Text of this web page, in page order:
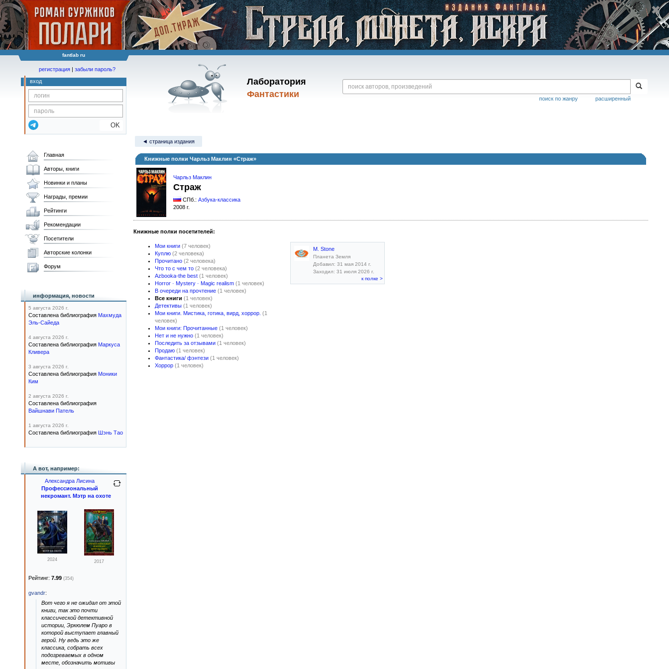
fantlab ru
Лаборатория
Фантастики
расширенный
поиск по жанру
регистрация | забыли пароль?
вход
OK
◄ страница издания
Книжные полки Чарльз Маклин «Страж»
Чарльз Маклин
Страж
СПб.: Азбука-классика
2008 г.
Книжные полки посетителей:
Мои книги (7 человек)
Куплю (2 человека)
Прочитано (2 человека)
Что то с чем то (2 человека)
Azbooka-the best (1 человек)
Horror · Mystery · Magic realism (1 человек)
В очереди на прочтение (1 человек)
Все книги (1 человек)
Детективы (1 человек)
Мои книги. Мистика, готика, вирд, хоррор. (1
человек)
Мои книги: Прочитанные (1 человек)
Нет и не нужно (1 человек)
Последить за отзывами (1 человек)
Продаю (1 человек)
Фантастика/ фэнтези (1 человек)
Хоррор (1 человек)
M. Stone
Планета Земля
Добавил: 31 мая 2014 г.
Заходил: 31 июля 2026 г.
к полке >
Главная
Авторы, книги
Новинки и планы
Награды, премии
Рейтинги
Рекомендации
Посетители
Авторские колонки
Форум
информация, новости
5 августа 2026 г.
Составлена библиография Махмуда
Эль-Сайеда
4 августа 2026 г.
Составлена библиография Маркуса
Кливера
3 августа 2026 г.
Составлена библиография Моники
Ким
2 августа 2026 г.
Составлена библиография
Вайшнави Патель
1 августа 2026 г.
Составлена библиография Шэнь Тао
А вот, например:
Александра Лисина
Профессиональный
некромант. Мэтр на охоте
2024 2017
Рейтинг: 7.99 (354)
gvandr:
Вот чего я не ожидал от этой
книги, так это почти
классической детективной
истории, Эркюлем Пуаро в
которой выступает главный
герой. Ну ведь это же
классика, собрать всех
подозреваемых в одном
месте, обозначить мотивы